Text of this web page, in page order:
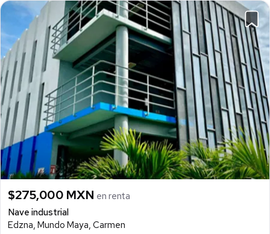
$275,000 MXN en renta
Nave industrial
Edzna, Mundo Maya, Carmen